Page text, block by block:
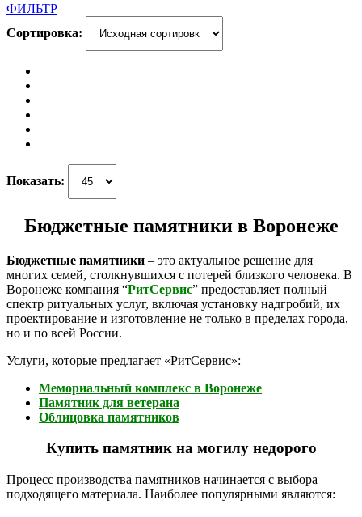
Бюджетные памятники в Воронеже
Бюджетные памятники – это актуальное решение для
многих семей, столкнувшихся с потерей близкого человека. В
Воронеже компания “РитСервис” предоставляет полный
спектр ритуальных услуг, включая установку надгробий, их
проектирование и изготовление не только в пределах города,
но и по всей России.
Услуги, которые предлагает «РитСервис»:
Мемориальный комплекс в Воронеже
Памятник для ветерана
Облицовка памятников
Купить памятник на могилу недорого
Процесс производства памятников начинается с выбора
подходящего материала. Наиболее популярными являются:
ФИЛЬТР
Сортировка:
Показать: